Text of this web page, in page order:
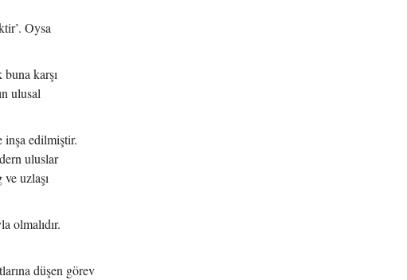
Oysa
karşı
ulusal
inşa edilmiştir.
uluslar
uzlaşı
olmalıdır.
düşen görev